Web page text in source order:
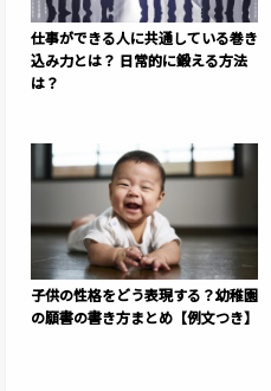
仕事ができる人に共通している巻き
込み力とは？ 日常的に鍛える方法
は？
子供の性格をどう表現する？幼稚園
の願書の書き方まとめ【例文つき】